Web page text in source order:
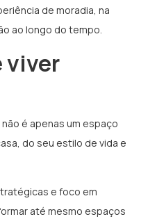
de moradia, na
ao longo do tempo.
viver
é apenas um espaço
do seu estilo de vida e
e foco em
até mesmo espaços